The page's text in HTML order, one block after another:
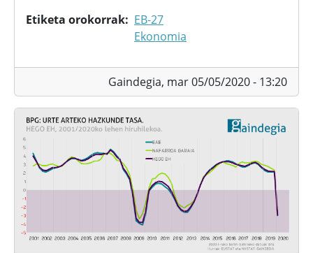
Etiketa orokorrak
EB-27
Ekonomia
Gaindegia, mar 05/05/2020 - 13:20